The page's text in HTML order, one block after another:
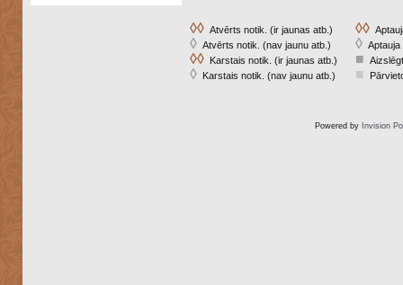
◊◊Atvērts notik. (ir jaunas atb.)
◊Atvērts notik. (nav jaunu atb.)
◊◊Karstais notik. (ir jaunas atb.)
◊Karstais notik. (nav jaunu atb.)
◊◊
◊Aptauja
■
■
Powered by Invision